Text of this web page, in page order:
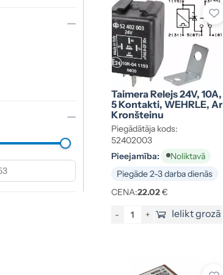
Taimera Relejs 24V, 10A,
5 Kontakti, WEHRLE, Ar
Kronšteinu
Piegādātāja kods:
52402003
Pieejamība:
Noliktavā
Piegāde 2-3 darba dienās
CENA:22.02€
- + Ielikt grozā